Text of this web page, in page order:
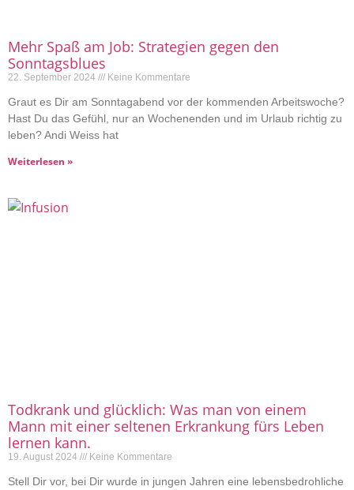
Mehr Spaß am Job: Strategien gegen den
Sonntagsblues
22. September 2024 Keine Kommentare
Graut es Dir am Sonntagabend vor der kommenden Arbeitswoche?
Hast Du das Gefühl, nur an Wochenenden und im Urlaub richtig zu
leben? Andi Weiss hat
Weiterlesen »
Todkrank und glücklich: Was man von einem
Mann mit einer seltenen Erkrankung fürs Leben
lernen kann.
19. August 2024 Keine Kommentare
Stell Dir vor, bei Dir wurde in jungen Jahren eine lebensbedrohliche